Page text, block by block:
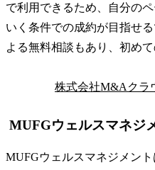
で利用できるため、自分の
いく条件での成約が目指せ
よる無料相談もあり、初め
株式会社M&Aクラ
MUFGウェルスマネジ
MUFGウェルスマネジメン